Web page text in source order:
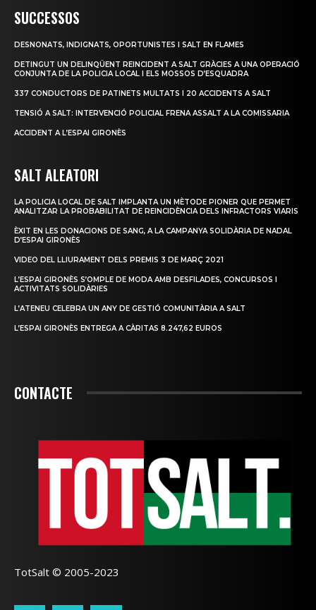
SUCCESSOS
DESNONATS, INDIGNATS, OPORTUNISTES I SALT EN FLAMES
DETINGUT UN DELINQÜENT REINCIDENT A SALT GRÀCIES A UNA OPERACIÓ
CONJUNTA DE LA POLICIA LOCAL I ELS MOSSOS D’ESQUADRA
337 CONDUCTORS DE PATINETS MULTATS I 20 ACCIDENTS A SALT
TENSIÓ A SALT: INTERVENCIÓ POLICIAL FRENA ASSALT A LA COMISSARIA
ACCIDENT A L’ESPAI GIRONÈS
SALT ALEATORI
LA POLICIA LOCAL DE SALT IMPLANTA UN MÈTODE PIONER QUE PERMET
ANALITZAR LA PROBABILITAT DE REINCIDÈNCIA DELS INFRACTORS VIARIS
ÈXIT EN LES DONACIONS DE SANG, A LA CAMPANYA SOLIDÀRIA DE NADAL
D’ESPAI GIRONÈS
VIDEO DEL LLIURAMENT DELS PREMIS 3 DE MARÇ 2021
L’ESPAI GIRONÈS S’OMPLE DE MODA AMB DESFILADES, CONCURSOS I
ACTIVITATS SOLIDÀRIES
L’ATENEU CELEBRA UN ANY DE GESTIÓ COMUNITÀRIA A SALT
L’ESPAI GIRONÈS ENTREGA A CÀRITAS 8.247,62 EUROS
CONTACTE
TotSalt © 2005-2023